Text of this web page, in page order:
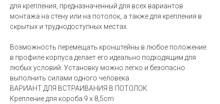
для крепления, предназначенный для всех вариантов
монтажа на стену или на потолок, а также для крепления в
скрытых и труднодоступных местах.
Возможность перемещать кронштейны в любое положение
в профиле корпуса делает его идеально подходящим для
любых условий. Установку можно легко и безопасно
выполнить силами одного человека.
ВАРИАНТ ДЛЯ ВСТРАИВАНИЯ В ПОТОЛОК
Крепление для короба 9 x 8,5cm